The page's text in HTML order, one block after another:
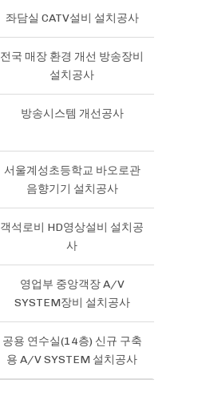
좌담실 CATV설비 설치공사
전국 매장 환경 개선 방송장비
설치공사
방송시스템 개선공사
서울계성초등학교 바오로관
음향기기 설치공사
객석로비 HD영상설비 설치공
사
영업부 중앙객장 A/V
SYSTEM장비 설치공사
공용 연수실(14층) 신규 구축
용 A/V SYSTEM 설치공사